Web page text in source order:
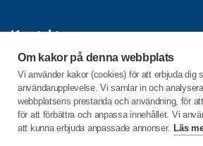
Om kakor på denna webbplats
Vi använder kakor (cookies) för att erbjuda dig
användarupplevelse. Vi samlar in och
webbplatsens prestanda och användning, för
för att förbättra och anpassa innehållet. Vi
att kunna erbjuda anpassade annonser. Läs
Kontakta oss
Förbundets växel har öppet måndag -
stängt för lunch 12:00-13:00.